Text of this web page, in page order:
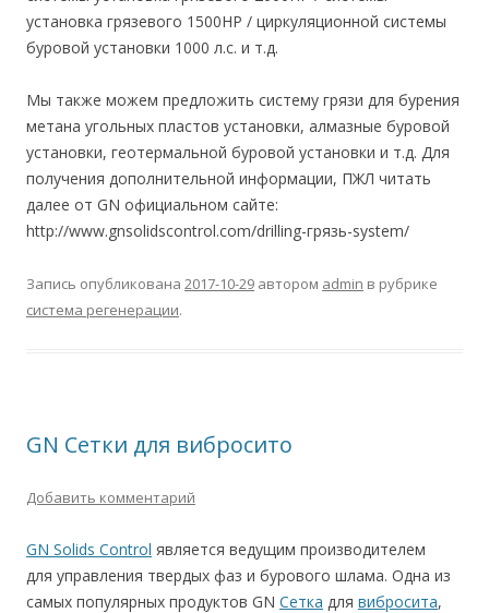
установка грязевого 1500HP / циркуляционной системы
буровой установки 1000 л.с. и т.д.
Мы также можем предложить систему грязи для бурения
метана угольных пластов установки, алмазные буровой
установки, геотермальной буровой установки и т.д. Для
получения дополнительной информации, ПЖЛ читать
далее от GN официальном сайте:
http://www.gnsolidscontrol.com/drilling-грязь-system/
Запись опубликована 2017-10-29 автором admin в рубрике
система регенерации.
GN Сетки для вибросито
Добавить комментарий
GN Solids Control является ведущим производителем
для управления твердых фаз и бурового шлама. Одна из
самых популярных продуктов GN Сетка для вибросита,